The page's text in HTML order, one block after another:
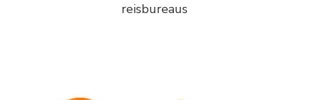
reisbureaus